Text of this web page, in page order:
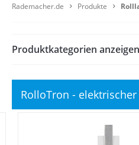
Rademacher.de Produkte
Produktkategorien anzeigen
RolloTron -